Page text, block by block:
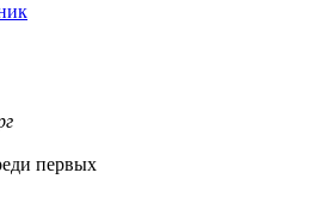
первых